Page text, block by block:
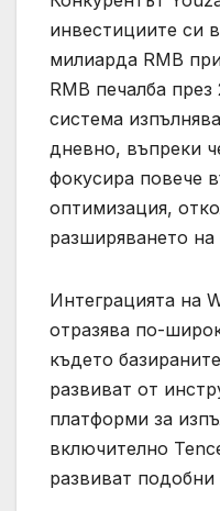
инвестициите си
милиарда RMB
RMB печалба
система
дневно, въпреки
фокусира повече
оптимизация,
разширяването на
Интеграцията на
отразява по-
където
развиват от
платформи за
включително
развиват подобни